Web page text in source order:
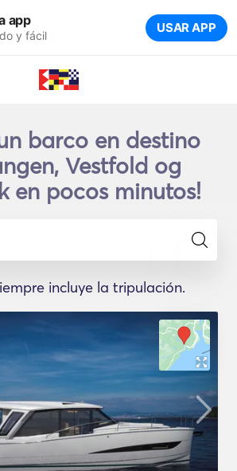
app
y fácil USAR APP
barco en destino
Vestfold og
en pocos minutos!
incluye la tripulación.